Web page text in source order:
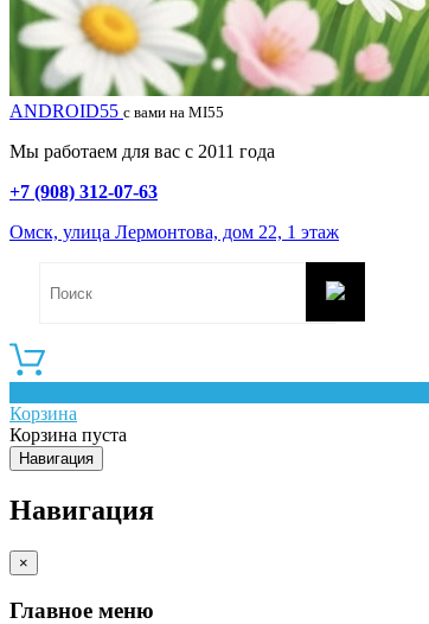
ANDROID55 с вами на MI55
Мы работаем для вас с 2011 года
+7 (908) 312-07-63
Омск, улица Лермонтова, дом 22, 1 этаж
Корзина
Корзина пуста
Навигация
Навигация
×
Главное меню